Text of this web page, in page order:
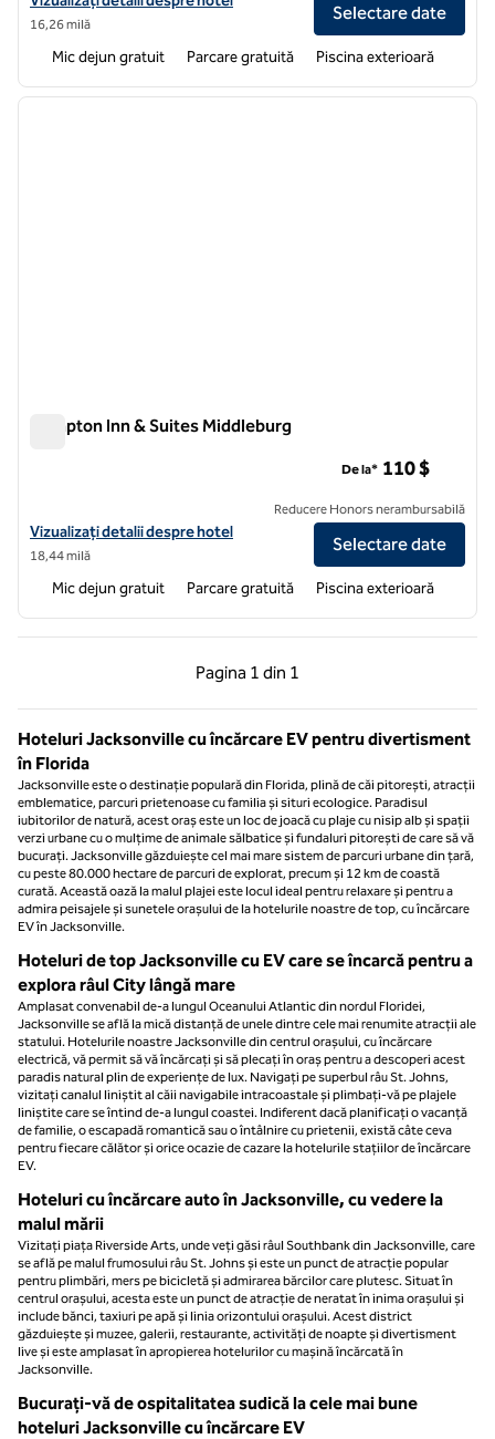
16,26 milă
Selectare date
Mic dejun gratuit Parcare gratuită Piscina exterioară
1 din 12
Hampton Inn & Suites Middleburg
Vizualizați detaliile hotelului Hampton Inn & Suites Middleburg
Vizualizați detalii despre hotel
18,44 milă
De la* 110 $
Reducere Honors nerambursabilă
Selectare date
Mic dejun gratuit Parcare gratuită Piscina exterioară
Pagina 1 din 1
Pagina anterioară, 1 din 1
Pagina 1 din 1
Hoteluri Jacksonville cu încărcare EV pentru divertisment
în Florida
Jacksonville este o destinație populară din Florida, plină de căi pitorești, atracții
emblematice, parcuri prietenoase cu familia și situri ecologice. Paradisul
iubitorilor de natură, acest oraș este un loc de joacă cu plaje cu nisip alb și spații
verzi urbane cu o mulțime de animale sălbatice și fundaluri pitorești de care să vă
bucurați. Jacksonville găzduiește cel mai mare sistem de parcuri urbane din țară,
cu peste 80.000 hectare de parcuri de explorat, precum și 12 km de coastă
curată. Această oază la malul plajei este locul ideal pentru relaxare și pentru a
admira peisajele și sunetele orașului de la hotelurile noastre de top, cu încărcare
EV în Jacksonville.
Hoteluri de top Jacksonville cu EV care se încarcă pentru a
explora râul City lângă mare
Amplasat convenabil de-a lungul Oceanului Atlantic din nordul Floridei,
Jacksonville se află la mică distanță de unele dintre cele mai renumite atracții ale
statului. Hotelurile noastre Jacksonville din centrul orașului, cu încărcare
electrică, vă permit să vă încărcați și să plecați în oraș pentru a descoperi acest
paradis natural plin de experiențe de lux. Navigați pe superbul râu St. Johns,
vizitați canalul liniștit al căii navigabile intracoastale și plimbați-vă pe plajele
liniștite care se întind de-a lungul coastei. Indiferent dacă planificați o vacanță
de familie, o escapadă romantică sau o întâlnire cu prietenii, există câte ceva
pentru fiecare călător și orice ocazie de cazare la hotelurile stațiilor de încărcare
EV.
Hoteluri cu încărcare auto în Jacksonville, cu vedere la
malul mării
Vizitați piața Riverside Arts, unde veți găsi râul Southbank din Jacksonville, care
se află pe malul frumosului râu St. Johns și este un punct de atracție popular
pentru plimbări, mers pe bicicletă și admirarea bărcilor care plutesc. Situat în
centrul orașului, acesta este un punct de atracție de neratat în inima orașului și
include bănci, taxiuri pe apă și linia orizontului orașului. Acest district
găzduiește și muzee, galerii, restaurante, activități de noapte și divertisment
live și este amplasat în apropierea hotelurilor cu mașină încărcată în
Jacksonville.
Bucurați-vă de ospitalitatea sudică la cele mai bune
hoteluri Jacksonville cu încărcare EV